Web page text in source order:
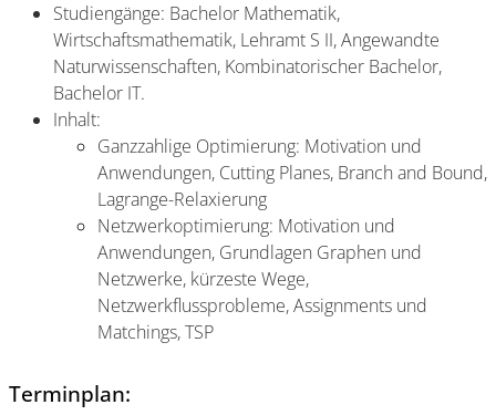
Studiengänge: Bachelor Mathematik,
Wirtschaftsmathematik, Lehramt S II, Angewandte
Naturwissenschaften, Kombinatorischer Bachelor,
Bachelor IT.
Inhalt:
Ganzzahlige Optimierung: Motivation und
Anwendungen, Cutting Planes, Branch and Bound,
Lagrange-Relaxierung
Netzwerkoptimierung: Motivation und
Anwendungen, Grundlagen Graphen und
Netzwerke, kürzeste Wege,
Netzwerkflussprobleme, Assignments und
Matchings, TSP
Terminplan: